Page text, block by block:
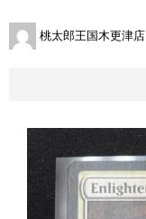
桃太郎王国木更津店